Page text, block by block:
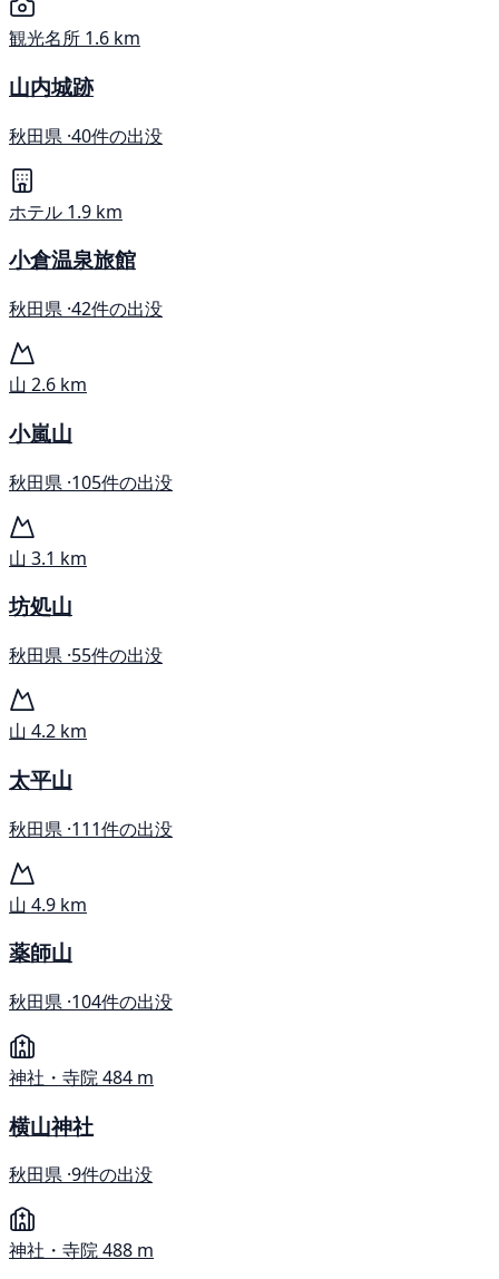
観光名所 1.6 km
山内城跡
秋田県 ·40件の出没
ホテル 1.9 km
小倉温泉旅館
秋田県 ·42件の出没
山 2.6 km
小嵐山
秋田県 ·105件の出没
山 3.1 km
坊処山
秋田県 ·55件の出没
山 4.2 km
太平山
秋田県 ·111件の出没
山 4.9 km
薬師山
秋田県 ·104件の出没
神社・寺院484 m
横山神社
秋田県 ·9件の出没
神社・寺院488 m